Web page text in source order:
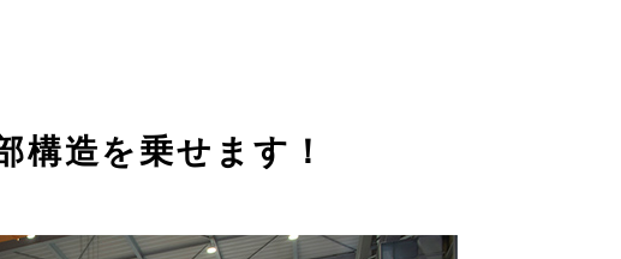
構造を乗せます！